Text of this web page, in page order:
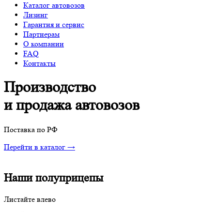
Каталог автовозов
Лизинг
Гарантия и сервис
Партнерам
О компании
FAQ
Контакты
Производство
и продажаавтовозов
Поставка по РФ
Перейти в каталог →
Наши полуприцепы
Листайте влево